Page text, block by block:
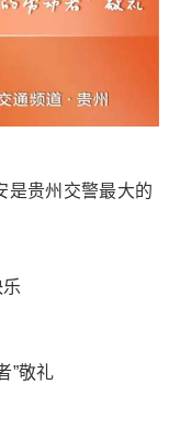
贵州交警最大的
”敬礼